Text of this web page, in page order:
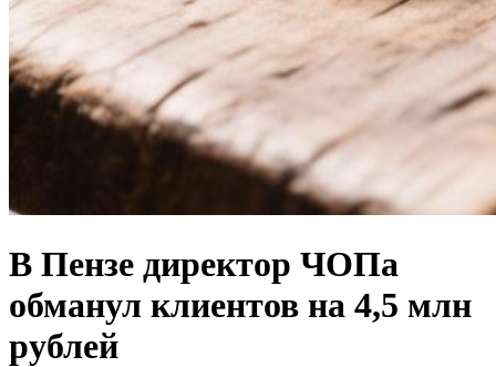
В Пензе директор ЧОПа
обманул клиентов на 4,5 млн
рублей